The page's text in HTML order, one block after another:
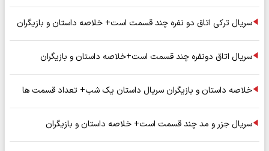
سریال ترکی اتاق دو نفره چند قسمت است+ خلاصه داستان و بازیگران
سریال اتاق دونفره چند قسمت است+خلاصه داستان و بازیگران
خلاصه داستان و بازیگران سریال داستان یک شب+ تعداد قسمت ها
سریال جزر و مد چند قسمت است+ خلاصه داستان و بازیگران